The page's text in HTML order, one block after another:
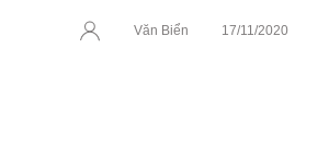
Văn Biển 17/11/2020